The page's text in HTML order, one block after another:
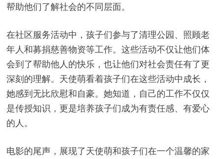
帮助他们了解社会的不同层面。
在社区服务活动中，孩子们参与了清理公园、照顾老
年人和募捐慈善物资等工作。这些活动不仅让他们体
会到了帮助他人的快乐，也让他们对社会责任有了更
深刻的理解。天使萌看着孩子们在这些活动中成长，
她感到无比欣慰和自豪。她知道，自己的工作不仅仅
是传授知识，更是培养孩子们成为有责任感、有爱心
的人。
电影的尾声，展现了天使萌和孩子们在一个温馨的家